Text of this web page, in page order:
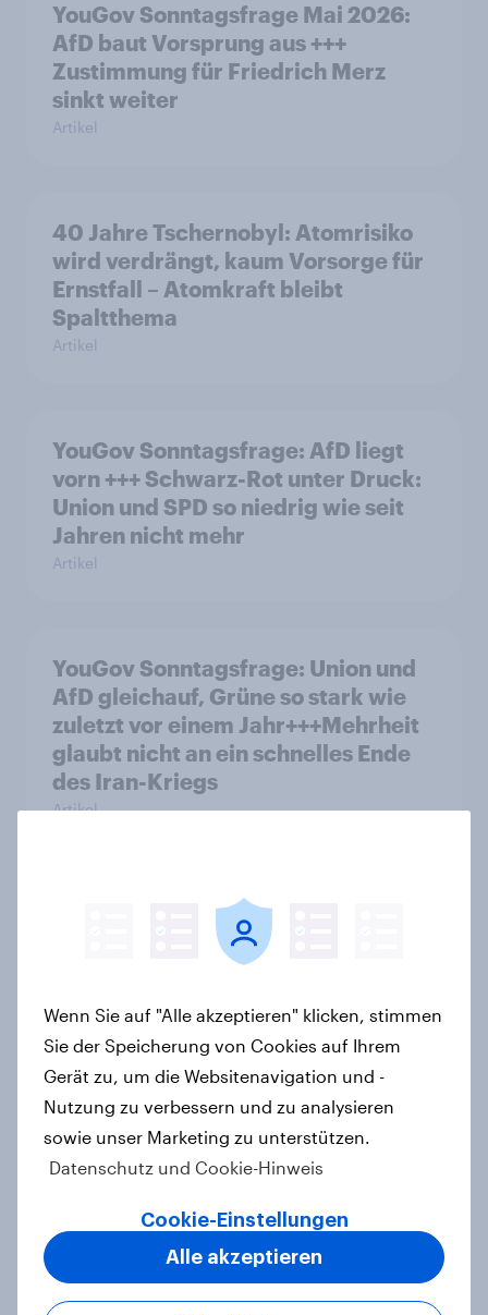
YouGov Sonntagsfrage Mai 2026:
AfD baut Vorsprung aus +++
Zustimmung für Friedrich Merz
sinkt weiter
Artikel
40 Jahre Tschernobyl: Atomrisiko
wird verdrängt, kaum Vorsorge für
Ernstfall – Atomkraft bleibt
Spaltthema
Artikel
YouGov Sonntagsfrage: AfD liegt
vorn +++ Schwarz-Rot unter Druck:
Union und SPD so niedrig wie seit
Jahren nicht mehr
Artikel
YouGov Sonntagsfrage: Union und
AfD gleichauf, Grüne so stark wie
zuletzt vor einem Jahr+++Mehrheit
glaubt nicht an ein schnelles Ende
des Iran-Kriegs
Artikel
Frauen und Männer sind sich einig,
dass die Geschlechter
gleichgestellt sein sollten, aber
sind
Artikel
Landtagswahl Baden-Württemberg
Wohnen sind die wichtigsten
Themen – CDU überzeugt als Partei,
Cem Özdemir als Kandidat
Artikel
Wenn Sie auf "Alle akzeptieren" klicken, stimmen
Sie der Speicherung von Cookies auf Ihrem
Gerät zu, um die Websitenavigation und -
Nutzung zu verbessern und zu analysieren
sowie unser Marketing zu unterstützen.
Datenschutz und Cookie-Hinweis
Cookie-Einstellungen
Alle akzeptieren